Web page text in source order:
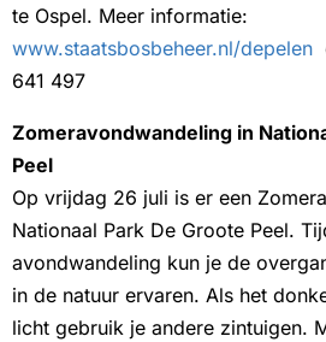
te Ospel. Meer informatie:
www.staatsbosbeheer.nl/depelen
641 497
Zomeravondwandeling in
Peel
Op vrijdag 26 juli is er een
Nationaal Park De Groote Peel.
avondwandeling kun je de
in de natuur ervaren. Als het
licht gebruik je andere zintuigen.